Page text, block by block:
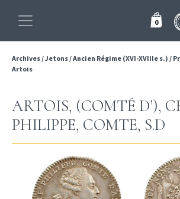
0
Archives/Jetons/Ancien Régime (XVI-XVIIIe s.) /
Artois
ARTOIS, (COMTÉ D’),
PHILIPPE, COMTE, S.D